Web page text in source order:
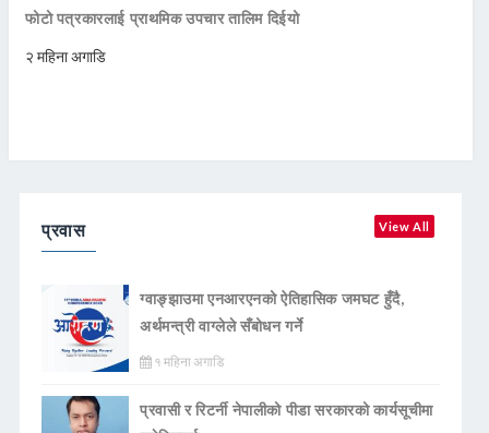
फोटो पत्रकारलाई प्राथमिक उपचार तालिम दिईयो
२ महिना अगाडि
प्रवास View All
ग्वाङ्झाउमा एनआरएनको ऐतिहासिक जमघट हुँदै,
अर्थमन्त्री वाग्लेले सँबोधन गर्ने
१ महिना अगाडि
प्रवासी र रिटर्नी नेपालीको पीडा सरकारको कार्यसूचीमा